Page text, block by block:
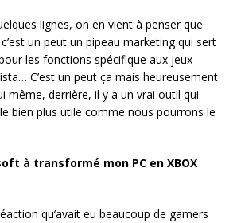
lignes, on en vient à penser que
un peut un pipeau marketing qui sert
les fonctions spécifique aux jeux
C’est un peut ça mais heureusement
même, derrière, il y a un vrai outil qui
bien plus utile comme nous pourrons le
à transformé mon PC en XBOX
qu’avait eu beaucoup de gamers